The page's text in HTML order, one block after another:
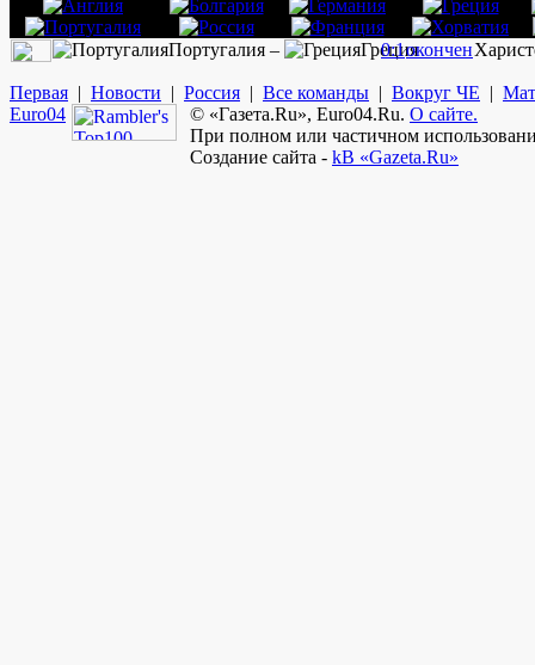
Португалия – Греция
0:1окончен
Первая | Новости | Россия | Все команды | Вокруг ЧЕ |
Euro04 © «Газета.Ru», Euro04.Ru. О сайте.
При полном или частичном
Создание сайта - kB «Gazeta.Ru»